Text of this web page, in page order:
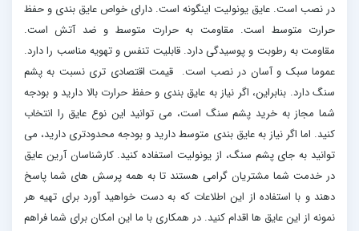
در نصب است. عایق یونولیت اینگونه است. دارای خواص عایق بندی و حفظ
حرارت متوسط است. مقاومت به حرارت متوسط و ضد آتش است.
مقاومت به رطوبت و پوسیدگی دارد. قابلیت تنفس و تهویه مناسب را دارد.
عموما سبک و آسان در نصب است. قیمت اقتصادی تری نسبت به پشم
سنگ دارد. بنابراین، اگر نیاز به عایق بندی و حفظ حرارت بالا دارید و بودجه
شما مجاز به خرید پشم سنگ است، می توانید این نوع عایق را انتخاب
کنید. اما اگر نیاز به عایق بندی متوسط دارید و بودجه محدودتری دارید، می
توانید به جای پشم سنگ، از یونولیت استفاده کنید. کارشناسان آرین عایق
در خدمت شما مشتریان گرامی هستند تا به همه پرسش های شما پاسخ
دهند و با استفاده از این اطلاعات که به دست خواهید آورد برای تهیه هر
نمونه از این عایق ها اقدام کنید. در همکاری با ما این امکان برای شما فراهم